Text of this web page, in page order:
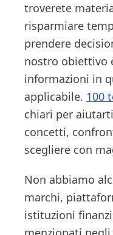
troverete
risparmiare
prendere
nostro obiettivo
informazioni in
applicabile. 100
chiari per
concetti,
scegliere con
Non abbiamo
marchi,
istituzioni